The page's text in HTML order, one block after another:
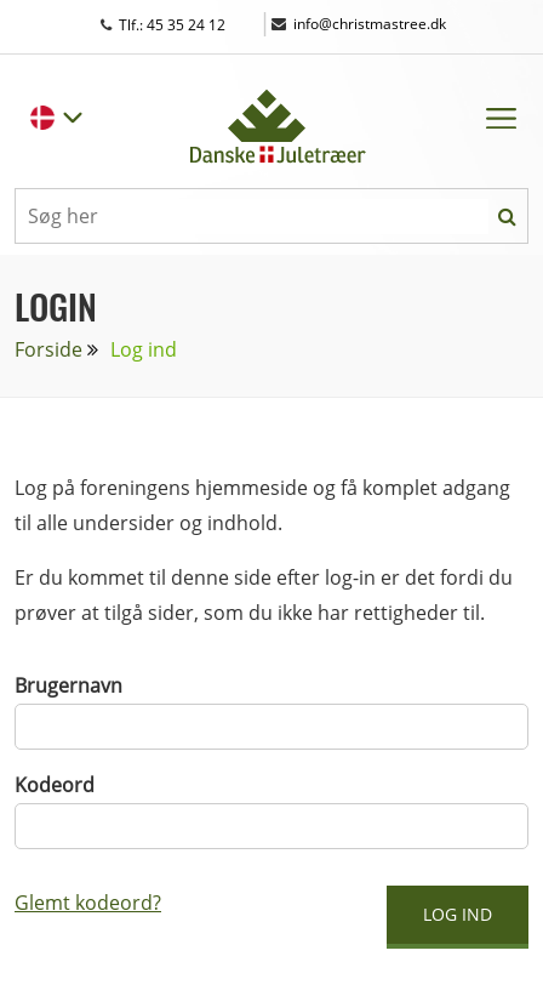
Tlf.: 45 35 24 12 | info@christmastree.dk
LOGIN
Forside Log ind
Log på foreningens hjemmeside og få komplet adgang
til alle undersider og indhold.
Er du kommet til denne side efter log-in er det fordi du
prøver at tilgå sider, som du ikke har rettigheder til.
Brugernavn
Kodeord
Glemt kodeord?